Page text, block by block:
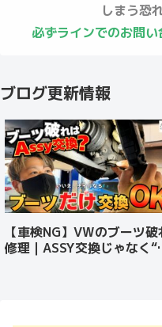
しまう恐
必ずラインでのお問い
ブログ更新情報
【車検NG】VWのブーツ破
修理｜ASSY交換じゃなく“